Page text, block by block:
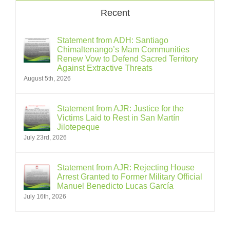
Recent
Statement from ADH: Santiago
Chimaltenango’s Mam Communities
Renew Vow to Defend Sacred Territory
Against Extractive Threats
August 5th, 2026
Statement from AJR: Justice for the
Victims Laid to Rest in San Martín
Jilotepeque
July 23rd, 2026
Statement from AJR: Rejecting House
Arrest Granted to Former Military Official
Manuel Benedicto Lucas García
July 16th, 2026